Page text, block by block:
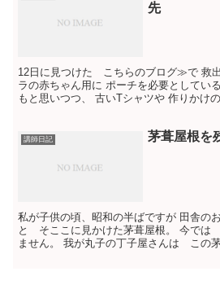
先
12日に見つけた こちらのブログ≫で 救
ラの赤ちゃん用に ポーチを必要としてい
もと思いつつ、 古いTシャツや 作りかけ
講師日記 茅葺屋根を
私が子供の頃、昭和の半ばですが 田舎の
と そここに見かけた茅葺屋根。 今では
ません。 我が丸子の丁子屋さんは この